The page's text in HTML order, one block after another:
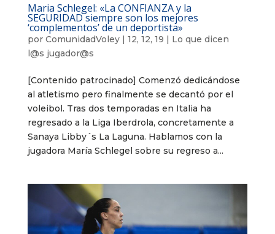
Maria Schlegel: «La CONFIANZA y la
SEGURIDAD siempre son los mejores
‘complementos’ de un deportista»
por ComunidadVoley| 12, 12, 19 | Lo que dicen
l@s jugador@s
[Contenido patrocinado] Comenzó dedicándose
al atletismo pero finalmente se decantó por el
voleibol. Tras dos temporadas en Italia ha
regresado a la Liga Iberdrola, concretamente a
Sanaya Libby´s La Laguna. Hablamos con la
jugadora María Schlegel sobre su regreso a...